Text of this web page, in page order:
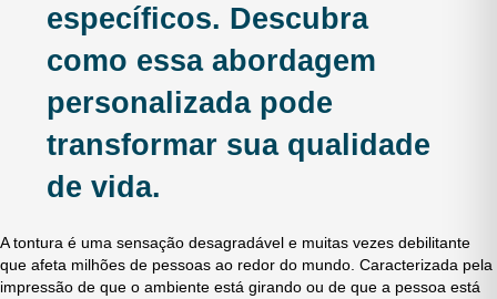
específicos. Descubra
como essa abordagem
personalizada pode
transformar sua qualidade
de vida.
A tontura é uma sensação desagradável e muitas vezes debilitante
que afeta milhões de pessoas ao redor do mundo. Caracterizada pela
impressão de que o ambiente está girando ou de que a pessoa está